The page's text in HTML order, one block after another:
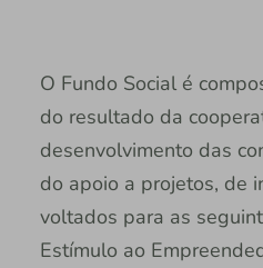
O Fundo Social é
do resultado da
desenvolvimento das
do apoio a projetos, de
voltados para as
Estímulo ao